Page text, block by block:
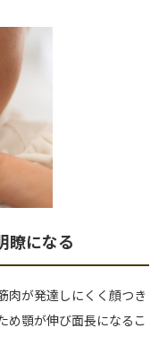
瞭になる
肉が発達しにくく顔つき
め顎が伸び面長になるこ